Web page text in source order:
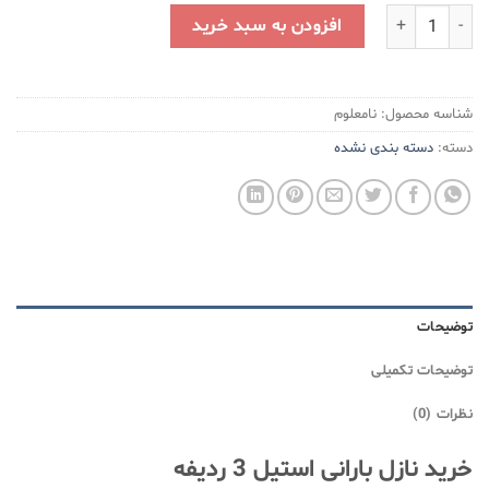
خرید نازل بارانی استیل 3 ردیفه عددافزودن به سبد خرید
شناسه محصول: نامعلوم
دسته: دسته بندی نشده
توضیحات
توضیحات تکمیلی
نظرات (0)
خرید نازل بارانی استیل 3 ردیفه